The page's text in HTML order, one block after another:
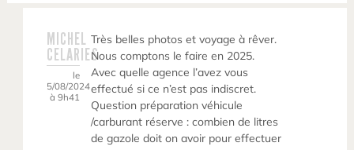
MICHEL
CELARIES
le
5/08/2024
à 9h41
Très belles photos et voyage à rêver.
Nous comptons le faire en 2025.
Avec quelle agence l’avez vous
effectué si ce n’est pas indiscret.
Question préparation véhicule
/carburant réserve : combien de litres
de gazole doit on avoir pour effectuer